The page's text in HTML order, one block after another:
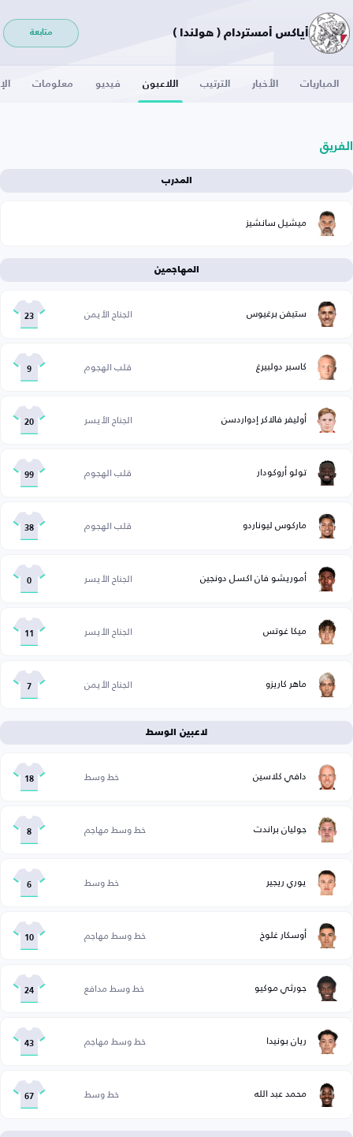
أياكس أمستردام ( هولندا ) متابعة
المباريات الأخبار الترتيب اللاعبون فيديو معلومات
الفريق
المدرب
ميشيل سانشيز
المهاجمين
ستيفن برغيوس الجناح الأيمن 23
كاسبر دولبيرغ قلب الهجوم 9
أوليفر فالاكر إدواردسن الجناح الأيسر 20
تولو أروكودار قلب الهجوم 99
ماركوس ليوناردو قلب الهجوم 38
أموريشو فان اكسل دونجين الجناح الأيسر 0
ميكا غوتس الجناح الأيسر 11
ماهر كاريزو الجناح الأيمن 7
لاعبين الوسط
دافي كلاسين خط وسط 18
جوليان براندت خط وسط مهاجم 8
يوري ريجير خط وسط 6
أوسكار غلوخ خط وسط مهاجم 10
جورثي موكيو خط وسط مدافع 24
ريان بونيدا خط وسط مهاجم 43
محمد عبد الله خط وسط 67